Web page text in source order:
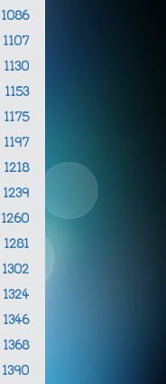
1086
1107
1130
1153
1175
1197
1218
1239
1260
1281
1302
1324
1346
1368
1390